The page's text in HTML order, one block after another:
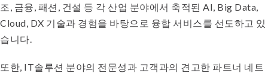
조, 금융, 패션, 건설 등 각 산업 분야에서 축적된 AI, Big Data,
Cloud, DX 기술과 경험을 바탕으로 융합 서비스를 선도하고 있
습니다.
또한, IT솔루션 분야의 전문성과 고객과의 견고한 파트너 네트